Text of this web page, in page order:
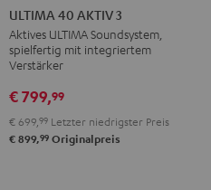
40
AKTIV
3
Schwarz
40
AKTIV
3
Weiß
ULTIMA 40 AKTIV 3
Aktives ULTIMA Soundsystem,
spielfertig mit integriertem
Verstärker
€ 799,99
€ 699, 99 Letzter niedrigster Preis
€ 899,99 Originalpreis